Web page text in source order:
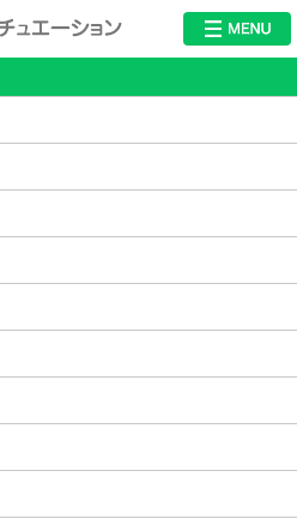
シチュエーショ